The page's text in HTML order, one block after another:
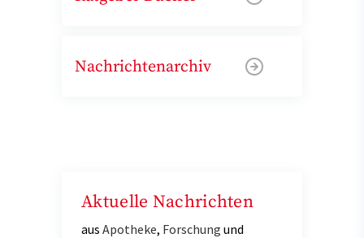
Nachrichtenarchiv
Aktuelle Nachrichten
aus Apotheke, Forschung und